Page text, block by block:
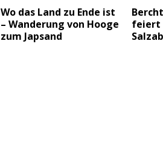
Wo das Land zu Ende ist
– Wanderung von Hooge
zum Japsand
feiert